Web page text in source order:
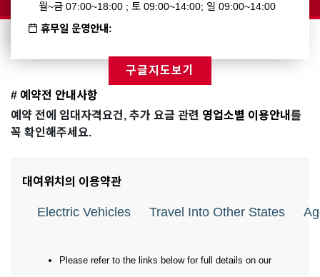
월~금 07:00~18:00 ; 토 09:00~14:00; 일 09:00~14:00
휴무일 운영안내:
구글지도보기
# 예약전 안내사항
예약 전에 임대자격요건, 추가 요금 관련 영업소별 이용안내 를
꼭 확인해주세요.
대여위치의 이용약관
Electric Vehicles Travel Into Other States
Please refer to the links below for full details on our